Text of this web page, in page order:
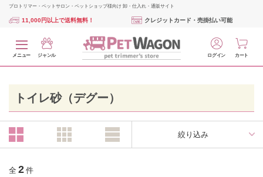
プロトリマー・ペットサロン・ペットショップ様向け 卸・仕入れ・通販サイト
11,000円以上で送料無料！ クレジットカード・売掛払い可能
メニュー ジャンル ログイン カート
トイレ砂（デグー）
絞り込み
全 2 件